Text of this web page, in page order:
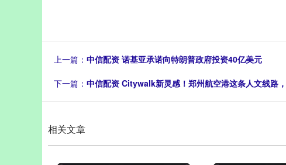
上一篇： 中信配资 诺基亚承诺向特朗普政府投资40亿美元
下一篇： 中信配资 Citywalk新灵感！郑州航空港这条人文线路
相关文章